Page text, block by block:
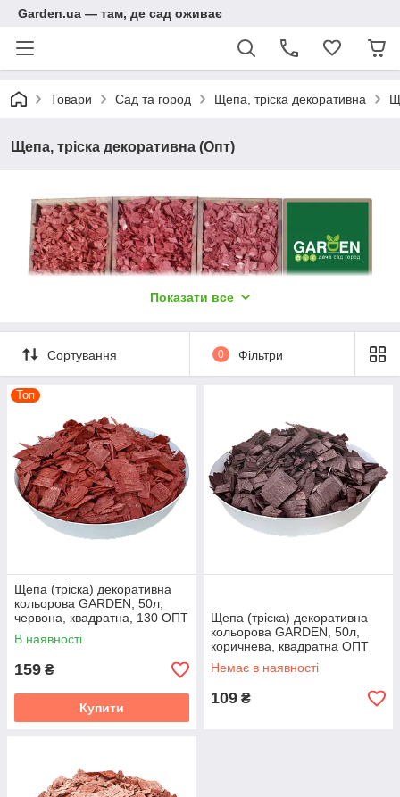
Garden.ua — там, де сад оживає
Товари Сад та город Щепа, тріска декоративна
Щепа, тріска декоративна (Опт)
Показати все
Сортування 0 Фільтри
Топ
Щепа (тріска) декоративна
кольорова GARDEN, 50л,
червона, квадратна, 130 ОПТ
В наявності
159 ₴
Купити
Щепа (тріска) декоративна
кольорова GARDEN, 50л,
коричнева, квадратна ОПТ
Немає в наявності
109 ₴